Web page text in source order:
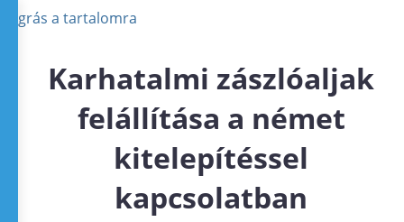
Ugrás a tartalomra
Karhatalmi zászlóaljak
felállítása a német
kitelepítéssel
kapcsolatban